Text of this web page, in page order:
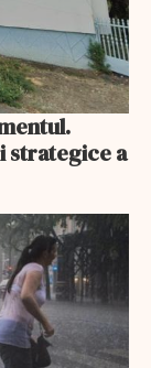
strategice a